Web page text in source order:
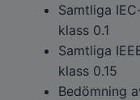
Samtliga
klass 0.1
Samtliga
klass 0.15
Bedömning